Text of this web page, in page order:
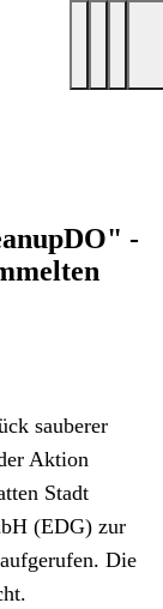
-
sauberer
Aktion
Stadt
(EDG) zur
Die